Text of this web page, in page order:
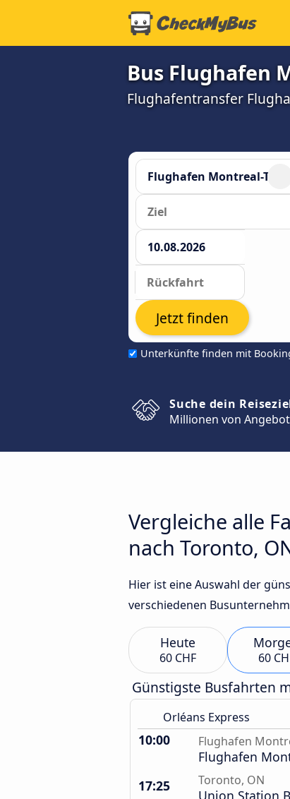
Bus Flughafen
Flughafentransfer
Unterkünfte finden mit
Jetzt finden
Suche dein
Millionen von
Vergleiche alle
nach Toronto,
Hier ist eine Auswahl der
verschiedenen
Heute
60 CHF 60
Günstigste Busfahrten
Orléans Express
10:00 Flughafen
Flughafen
17:25
Toronto, ON
Union Station